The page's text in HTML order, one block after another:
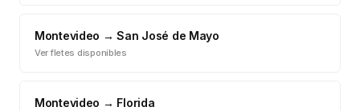
Montevideo →San José de Mayo
Ver fletes disponibles
Montevideo → Florida